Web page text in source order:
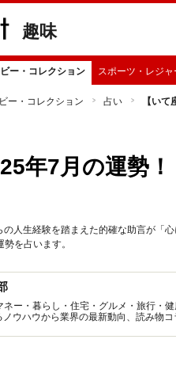
趣味
ー・コレクション スポーツ・レジャ
ー・コレクション 占い 【い
年7月の運勢
人生経験を踏まえた的確な助言が「
を占います。
ネー・暮らし・住宅・グルメ・旅行・
ノウハウから業界の最新動向、読み物